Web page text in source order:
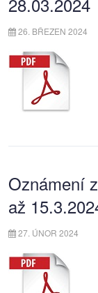
26. BŘEZEN 2024
Oznámení
až
27. ÚNOR 2024